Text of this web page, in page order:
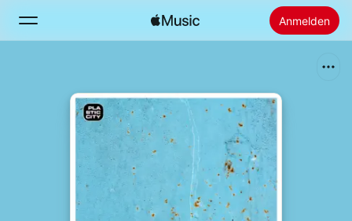
Anmelden
Startseite
Apple Music installieren